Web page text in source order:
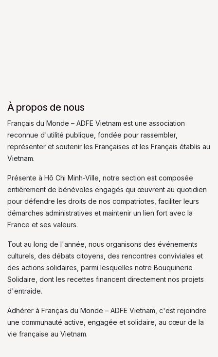
À propos de nous
Français du Monde – ADFE Vietnam est une association
reconnue d'utilité publique, fondée pour rassembler,
représenter et soutenir les Françaises et les Français établis au
Vietnam.
Présente à Hô Chi Minh-Ville, notre section est composée
entièrement de bénévoles engagés qui œuvrent au quotidien
pour défendre les droits de nos compatriotes, faciliter leurs
démarches administratives et maintenir un lien fort avec la
France et ses valeurs.
Tout au long de l'année, nous organisons des événements
culturels, des débats citoyens, des rencontres conviviales et
des actions solidaires, parmi lesquelles notre Bouquinerie
Solidaire, dont les recettes financent directement nos projets
d'entraide.
Adhérer à Français du Monde – ADFE Vietnam, c'est rejoindre
une communauté active, engagée et solidaire, au cœur de la
vie française au Vietnam.